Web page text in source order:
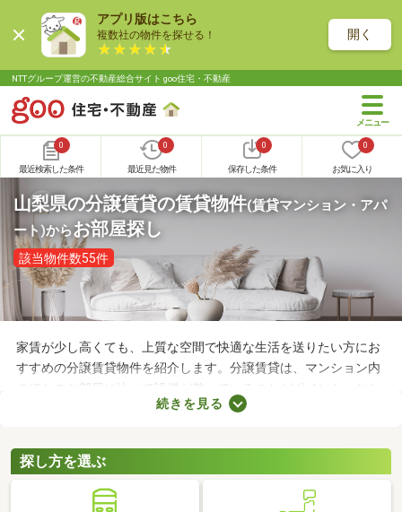
アプリ版はこちら
複数社の物件を探せる！ 開く
NTTグループ運営の不動産総合サイト goo住宅・不動産
0
最近検索した条件
0
最近見た物件
0
保存した条件
0
お気に入り
山梨県の分譲賃貸の賃貸物件(賃貸マンション・アパ
ート)からお部屋探し
該当物件数55件
家賃が少し高くても、上質な空間で快適な生活を送りたい方にお
すすめの分譲賃貸物件を紹介します。分譲賃貸は、マンション内
のほかのお部屋に比べて設備が整っていることがポイント。なか
には高級感のある内装に整えられた物件もあるので、グレードの
貸物件のなかから、気になるお部屋を見つけてくださいね。
続きを見る
探し方を選ぶ